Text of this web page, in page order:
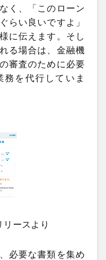
く、「このローン
らい良いですよ」
に伝えます。そし
る場合は、金融機
審査のために必要
務を代行していま
リースより
必要な書類を集め